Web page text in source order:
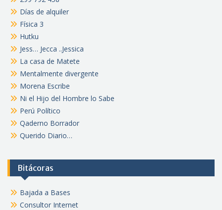
Días de alquiler
Física 3
Hutku
Jess… Jecca ..Jessica
La casa de Matete
Mentalmente divergente
Morena Escribe
Ni el Hijo del Hombre lo Sabe
Perú Político
Qaderno Borrador
Querido Diario…
Bitácoras
Bajada a Bases
Consultor Internet